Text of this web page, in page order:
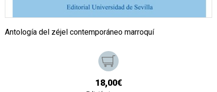
Antología del zéjel contemporáneo marroquí
18,00€